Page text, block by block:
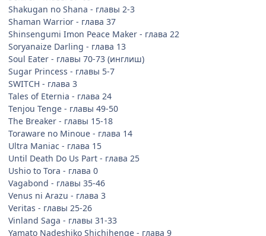
Shakugan no Shana - главы 2-3
Shaman Warrior - глава 37
Shinsengumi Imon Peace Maker - глава 22
Soryanaize Darling - глава 13
Soul Eater - главы 70-73 (инглиш)
Sugar Princess - главы 5-7
SWITCH - глава 3
Tales of Eternia - глава 24
Tenjou Tenge - главы 49-50
The Breaker - главы 15-18
Toraware no Minoue - глава 14
Ultra Maniac - глава 15
Until Death Do Us Part - глава 25
Ushio to Tora - глава 0
Vagabond - главы 35-46
Venus ni Arazu - глава 3
Veritas - главы 25-26
Vinland Saga - главы 31-33
Yamato Nadeshiko Shichihenge - глава 9